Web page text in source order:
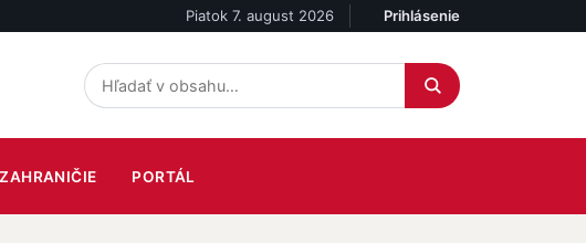
Piatok 7. august 2026 Účet
Prihlásenie
ZAHRANIČIE PORTÁL